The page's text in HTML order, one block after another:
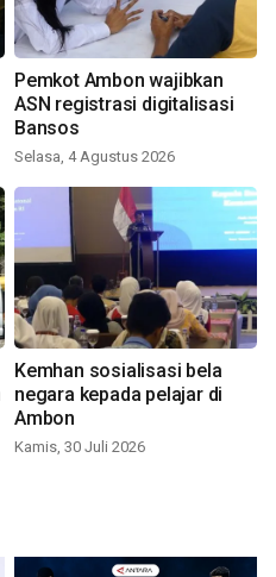
Pemkot Ambon wajibkan
ASN registrasi digitalisasi
Bansos
Selasa, 4 Agustus 2026
Kemhan sosialisasi bela
negara kepada pelajar di
Ambon
Kamis, 30 Juli 2026